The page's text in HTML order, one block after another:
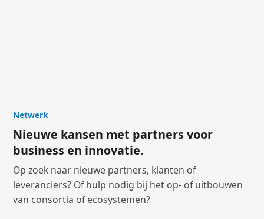
Netwerk
Nieuwe kansen met partners voor
business en innovatie.
Op zoek naar nieuwe partners, klanten of
leveranciers? Of hulp nodig bij het op- of uitbouwen
van consortia of ecosystemen?